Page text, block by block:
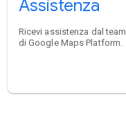
Assistenza
Ricevi assistenza dal team
di Google Maps Platform.